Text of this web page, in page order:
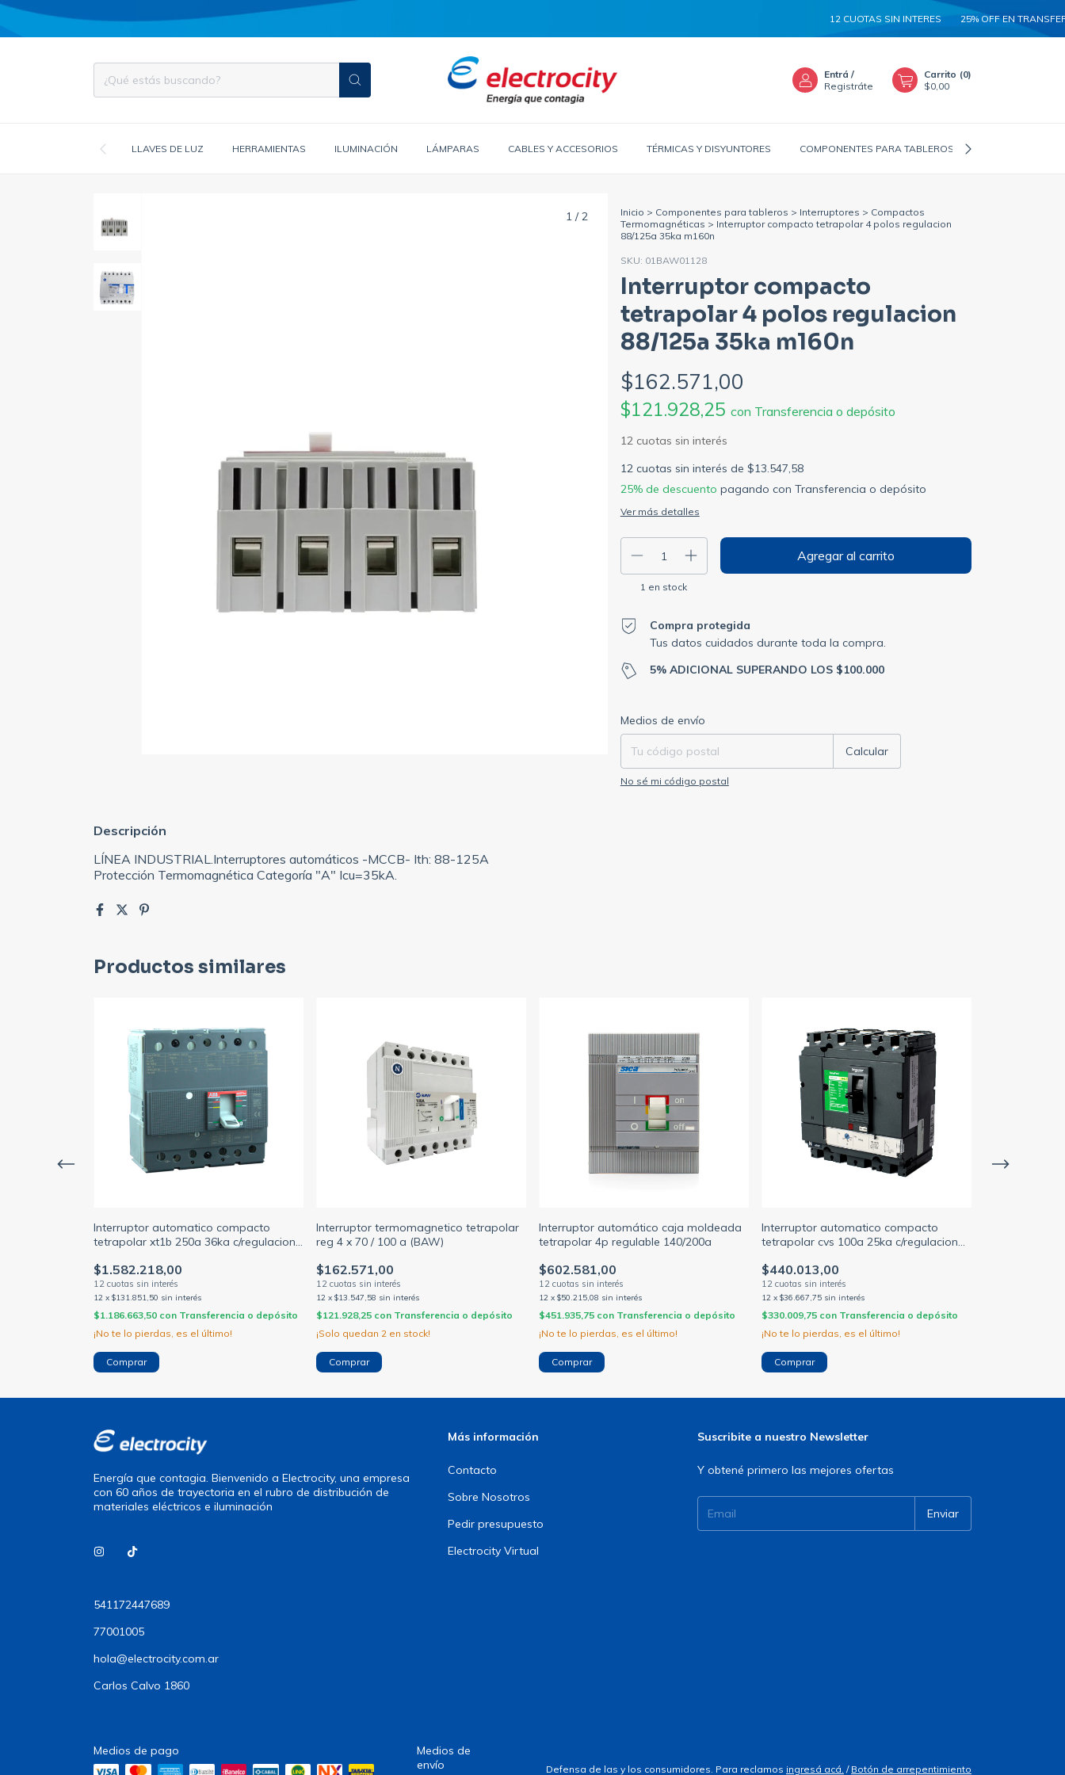
12 CUOTAS SIN INTERES 25% OFF EN TRANSFERENCIA
Entrá /
Registráte
Carrito (0)
$0,00
LLAVES DE LUZ HERRAMIENTAS ILUMINACIÓN LÁMPARAS CABLES Y ACCESORIOS TÉRMICAS Y DISYUNTORES COMPONENTES PARA TABLEROS
1/2 Inicio > Componentes para tableros > Interruptores > Compactos
Termomagnéticas > Interruptor compacto tetrapolar 4 polos regulacion
88/125a 35ka m160n
SKU: 01BAW01128
Interruptor compacto
tetrapolar 4 polos regulacion
88/125a 35ka m160n
$162.571,00
$121.928,25 con Transferencia o depósito
12 cuotas sin interés de $13.547,58
25% de descuento pagando con Transferencia o depósito
Ver más detalles
1 en stock
Compra protegida
Tus datos cuidados durante toda la compra.
5% ADICIONAL SUPERANDO LOS $100.000
Entregas para el CP:
Medios de envío
Calcular
No sé mi código postal
Descripción
LÍNEA INDUSTRIAL.Interruptores automáticos -MCCB- Ith: 88-125A
Protección Termomagnética Categoría "A" Icu=35kA.
Productos similares
Interruptor automatico compacto
tetrapolar xt1b 250a 36ka c/regulacion
$1.582.218,00
12 x $131.851,50 sin interés
$1.186.663,50 con Transferencia o depósito
¡No te lo pierdas, es el último!
Interruptor termomagnetico tetrapolar
reg 4 x 70 / 100 a (BAW)
$162.571,00
12 x $13.547,58 sin interés
$121.928,25 con Transferencia o depósito
¡Solo quedan 2 en stock!
Interruptor automático caja moldeada
tetrapolar 4p regulable 140/200a
$602.581,00
12 x $50.215,08 sin interés
$451.935,75 con Transferencia o depósito
¡No te lo pierdas, es el último!
Interruptor automatico compacto
tetrapolar cvs 100a 25ka c/regulacion
$440.013,00
12 x $36.667,75 sin interés
$330.009,75 con Transferencia o depósito
¡No te lo pierdas, es el último!
Energía que contagia. Bienvenido a Electrocity, una empresa
con 60 años de trayectoria en el rubro de distribución de
materiales eléctricos e iluminación
541172447689
77001005
hola@electrocity.com.ar
Carlos Calvo 1860
Más información
Contacto
Sobre Nosotros
Pedir presupuesto
Electrocity Virtual
Suscribite a nuestro Newsletter
Y obtené primero las mejores ofertas
Medios de pago
Medios de
envío
Defensa de las y los consumidores. Para reclamos ingresá acá. / Botón de arrepentimiento